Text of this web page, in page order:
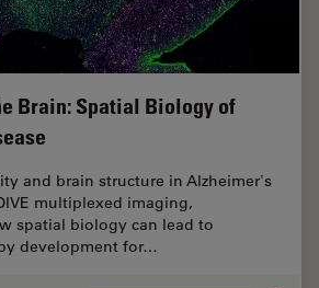
Brain: Spatial Biology of
and brain structure in Alzheimer's
multiplexed imaging,
spatial biology can lead to
development for…